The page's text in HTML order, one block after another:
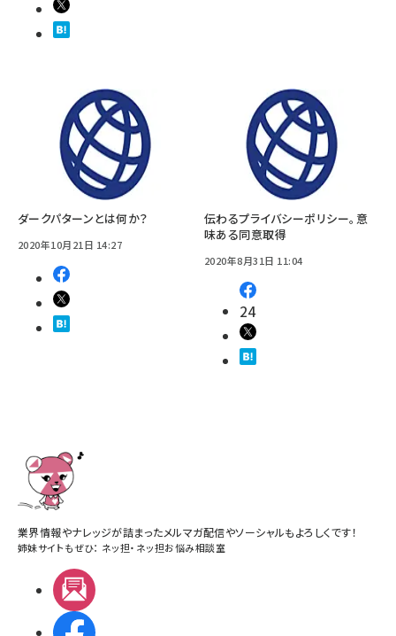
ダークパターンとは何か？
2020年10月21日 14:27
伝わるプライバシーポリシー。意
味ある同意取得
2020年8月31日 11:04
24
業界情報やナレッジが詰まったメルマガ配信やソーシャルもよろしくです！
姉妹サイトもぜひ： ネッ担・ ネッ担お悩み相談室